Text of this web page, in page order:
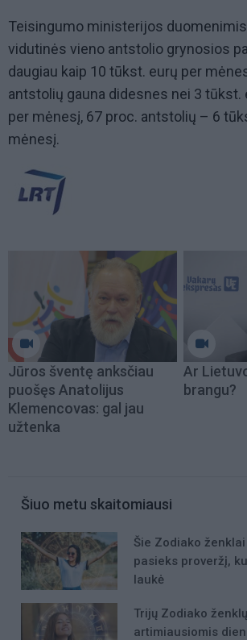
Teisingumo ministerijos
vidutinės vieno antstolio grynosios
daugiau kaip 10 tūkst. eurų per
antstolių gauna didesnes nei 3 tūkst.
per mėnesį, 67 proc. antstolių – 6
mėnesį.
Jūros šventę anksčiau
puošęs Anatolijus
Klemencovas: gal jau
užtenka
Ar
brangu?
Šiuo metu skaitomiausi
Šie Zodiako
pasieks proveržį,
laukė
Trijų Zodiako
artimiausiomis